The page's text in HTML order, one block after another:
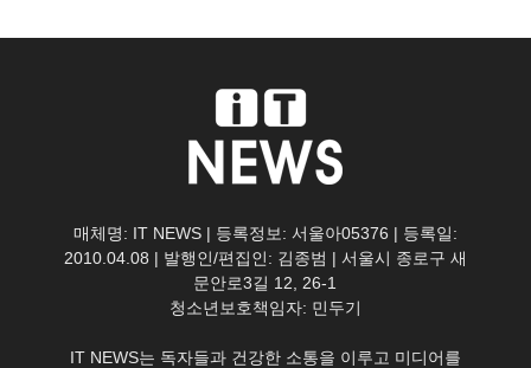
매체명: IT NEWS | 등록정보: 서울아05376 | 등록일:
2010.04.08 | 발행인/편집인: 김종범 | 서울시 종로구 새
문안로3길 12, 26-1
청소년보호책임자: 민두기
IT NEWS는 독자들과 건강한 소통을 이루고 미디어를